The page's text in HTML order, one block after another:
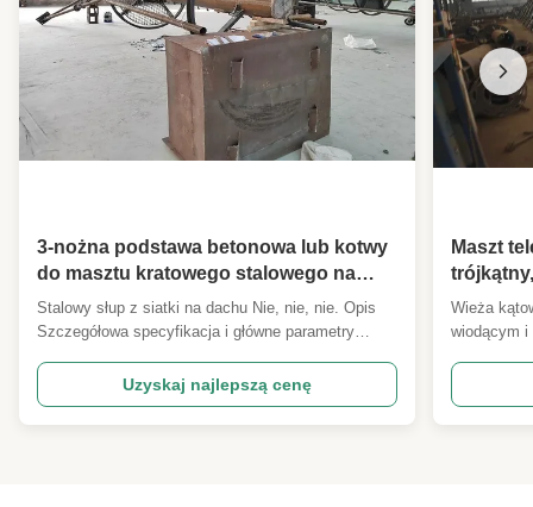
3-nożna podstawa betonowa lub kotwy
do masztu kratowego stalowego na
dachu, wysokość 0-300m
Stalowy słup z siatki na dachu Nie, nie, nie. Opis
Szczegółowa specyfikacja i główne parametry
lub europejska norma i inne 2 Obciążenie
projektowe 1Obszar obciążenia anteny określony
przez klientów na całym świecie. 2Prędkość wiatru
Uzyskaj najlepszą cenę
Maszt
Wieża
wiodącym i
są dobrzy